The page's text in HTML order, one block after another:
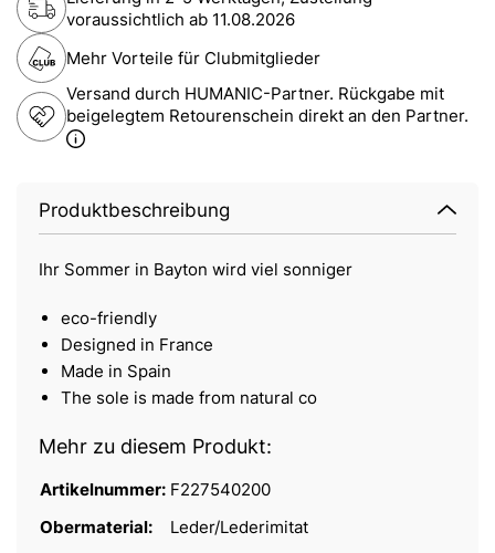
voraussichtlich ab 11.08.2026
Mehr Vorteile für Clubmitglieder
Versand durch HUMANIC-Partner. Rückgabe mit
beigelegtem Retourenschein direkt an den Partner.
Produktbeschreibung
Ihr Sommer in Bayton wird viel sonniger
eco-friendly
Designed in France
Made in Spain
The sole is made from natural co
Mehr zu diesem Produkt:
Artikelnummer: F227540200
Obermaterial:
Leder/Lederimitat